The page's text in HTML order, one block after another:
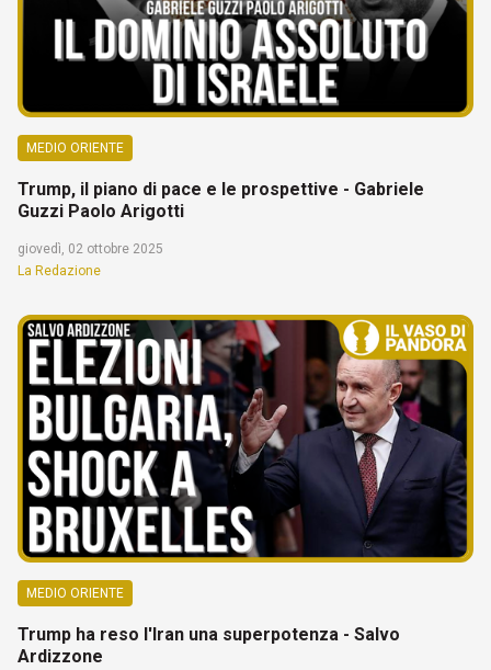
MEDIO ORIENTE
Trump, il piano di pace e le prospettive - Gabriele
Guzzi Paolo Arigotti
giovedì, 02 ottobre 2025
La Redazione
MEDIO ORIENTE
Trump ha reso l'Iran una superpotenza - Salvo
Ardizzone